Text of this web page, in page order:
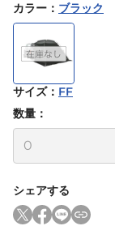
カラー ： ブラック
サイズ： FF
数量：
シェアする